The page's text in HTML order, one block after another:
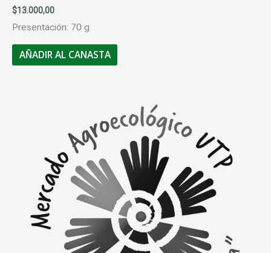
$13.000,00
Presentación: 70 g
AÑADIR AL CANASTA